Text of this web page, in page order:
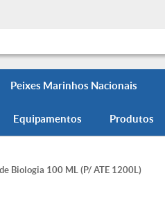
Peixes Marinhos Nacionais
Equipamentos Produtos
Biologia 100 ML (P/ ATE 1200L)